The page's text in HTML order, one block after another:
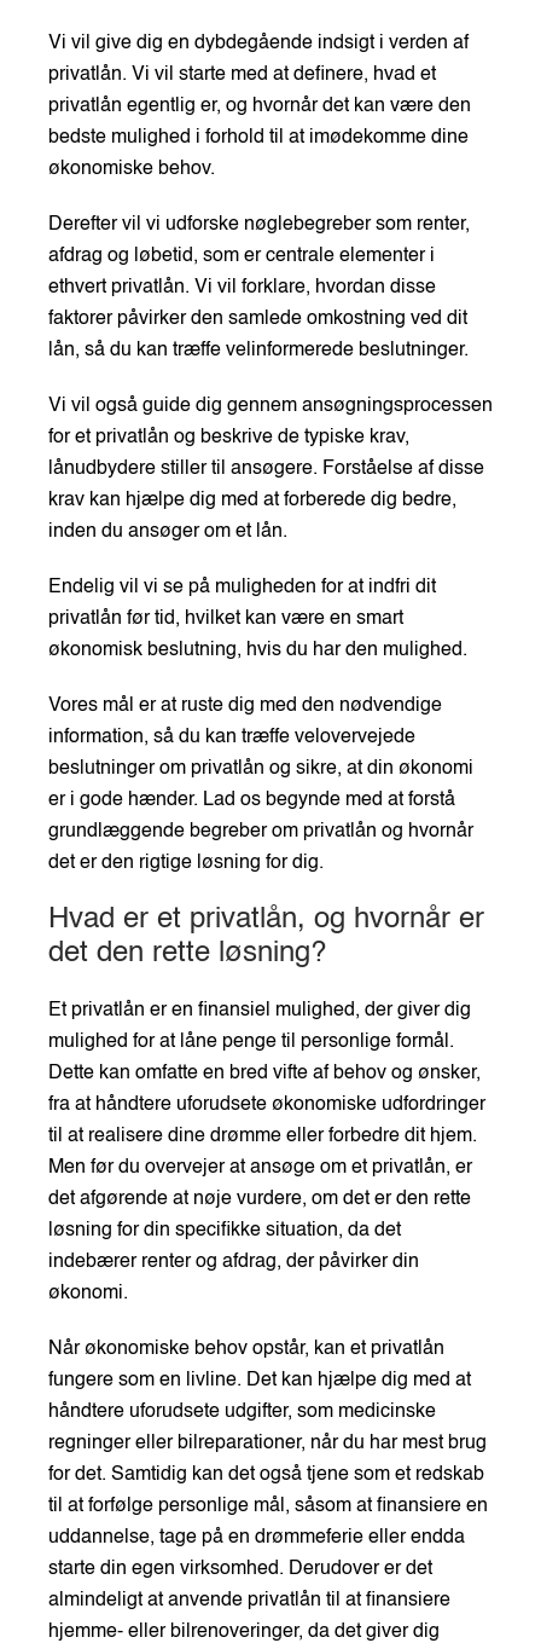
Vi vil give dig en dybdegående indsigt i verden af
privatlån. Vi vil starte med at definere, hvad et
privatlån egentlig er, og hvornår det kan være den
bedste mulighed i forhold til at imødekomme dine
økonomiske behov.
Derefter vil vi udforske nøglebegreber som renter,
afdrag og løbetid, som er centrale elementer i
ethvert privatlån. Vi vil forklare, hvordan disse
faktorer påvirker den samlede omkostning ved dit
lån, så du kan træffe velinformerede beslutninger.
Vi vil også guide dig gennem ansøgningsprocessen
for et privatlån og beskrive de typiske krav,
lånudbydere stiller til ansøgere. Forståelse af disse
krav kan hjælpe dig med at forberede dig bedre,
inden du ansøger om et lån.
Endelig vil vi se på muligheden for at indfri dit
privatlån før tid, hvilket kan være en smart
økonomisk beslutning, hvis du har den mulighed.
Vores mål er at ruste dig med den nødvendige
information, så du kan træffe velovervejede
beslutninger om privatlån og sikre, at din økonomi
er i gode hænder. Lad os begynde med at forstå
grundlæggende begreber om privatlån og hvornår
det er den rigtige løsning for dig.
Hvad er et privatlån, og hvornår er
det den rette løsning?
Et privatlån er en finansiel mulighed, der giver dig
mulighed for at låne penge til personlige formål.
Dette kan omfatte en bred vifte af behov og ønsker,
fra at håndtere uforudsete økonomiske udfordringer
til at realisere dine drømme eller forbedre dit hjem.
Men før du overvejer at ansøge om et privatlån, er
det afgørende at nøje vurdere, om det er den rette
løsning for din specifikke situation, da det
indebærer renter og afdrag, der påvirker din
økonomi.
Når økonomiske behov opstår, kan et privatlån
fungere som en livline. Det kan hjælpe dig med at
håndtere uforudsete udgifter, som medicinske
regninger eller bilreparationer, når du har mest brug
for det. Samtidig kan det også tjene som et redskab
til at forfølge personlige mål, såsom at finansiere en
uddannelse, tage på en drømmeferie eller endda
starte din egen virksomhed. Derudover er det
almindeligt at anvende privatlån til at finansiere
hjemme- eller bilrenoveringer, da det giver dig